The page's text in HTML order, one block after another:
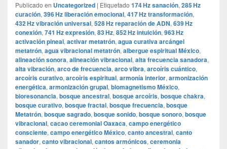
Publicado en Uncategorized | Etiquetado 174 Hz sanación, 285 Hz
curación, 396 Hz liberación emocional, 417 Hz transformación,
432 Hz vibración universal, 528 Hz reparación de ADN, 639 Hz
conexión, 741 Hz expresión, 83 Hz, 852 Hz intuición, 963 Hz
activación pineal, activar metatrón, agua curativa arcángel
metatrón, agua vibracional metatrón, albergue espiritual México,
alineación sonora, alineación vibracional, alta frecuencia sanadora,
alta vibración, arco de frecuencia, arco vibra, arcoíris cuántico,
arcoíris curativo, arcoíris espiritual, armonía interior, armonización
energética, armonización grupal, biomagnetismo México,
bioresonancia, bosque ancestral, bosque arcoíris, bosque chakra,
bosque curativo, bosque fractal, bosque frecuencia, bosque
Metatrón, bosque sagrado, bosque sonido, bosque sonoro, bosque
vibracional, cacao ceremonial Oaxaca, campo energético
consciente, campo energético México, canto ancestral, canto
sanador, canto vibracional, cantos armónicos, ceremonia